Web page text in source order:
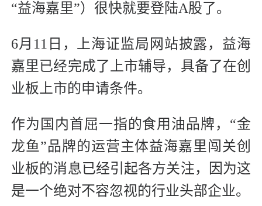
“益海嘉里”）很快就要登陆A股了。
6月11日，上海证监局网站披露，益海
嘉里已经完成了上市辅导，具备了在创
业板上市的申请条件。
作为国内首屈一指的食用油品牌，“金
龙鱼”品牌的运营主体益海嘉里闯关创
业板的消息已经引起各方关注，因为这
是一个绝对不容忽视的行业头部企业。